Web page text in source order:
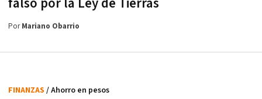
PorMariano Obarrio
FINANZAS / Ahorro en pesos